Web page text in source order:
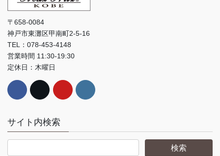
〒658-0084
神戸市東灘区甲南町2-5-16
TEL：078-453-4148
営業時間 11:30-19:30
定休日：木曜日
サイト内検索